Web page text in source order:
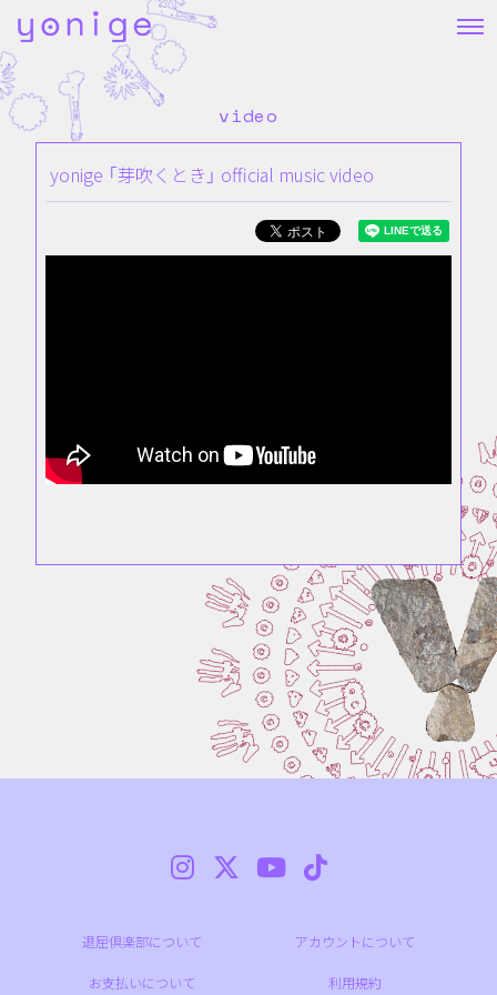
video
yonige 「芽吹くとき」 official music video
退屈倶楽部について アカウントについて
お支払いについて 利用規約